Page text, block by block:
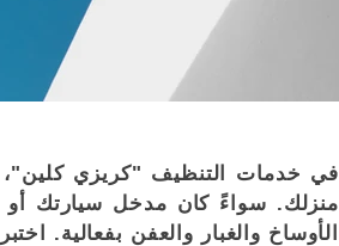
في خدمات التنظيف "كريزي
منزلك. سواءً كان مدخل سيارتك أو
الأوساخ والغبار والعفن بفعالية.